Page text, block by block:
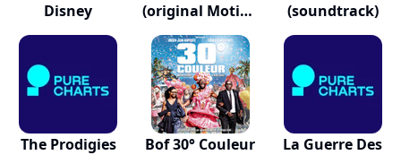
Disney
(original Motion
P...
(soundtrack)
The Prodigies Bof 30° Couleur
La Guerre Des